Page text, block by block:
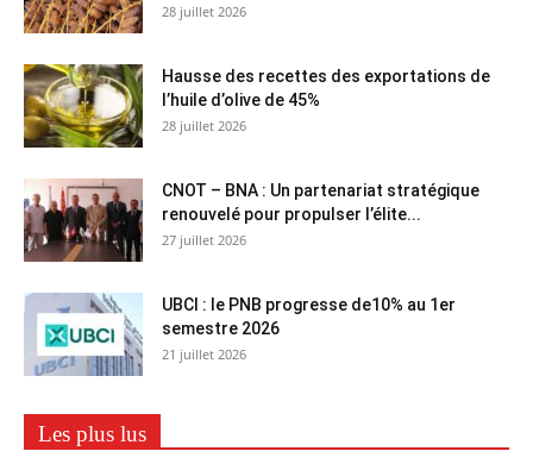
28 juillet 2026
Hausse des recettes des exportations de
l’huile d’olive de 45%
28 juillet 2026
CNOT – BNA : Un partenariat stratégique
renouvelé pour propulser l’élite...
27 juillet 2026
UBCI : le PNB progresse de10% au 1er
semestre 2026
21 juillet 2026
Les plus lus